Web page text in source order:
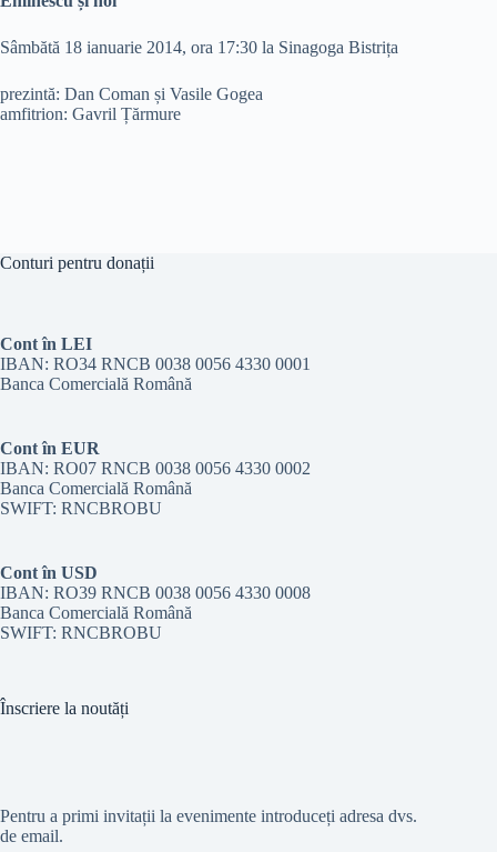
Sâmbătă 18 ianuarie 2014, ora 17:30 la Sinagoga Bistrița
prezintă: Dan Coman și Vasile Gogea
amfitrion: Gavril Țărmure
Conturi pentru donații
Cont în LEI
IBAN: RO34 RNCB 0038 0056 4330 0001
Banca Comercială Română
Cont în EUR
IBAN: RO07 RNCB 0038 0056 4330 0002
Banca Comercială Română
SWIFT: RNCBROBU
Cont în USD
IBAN: RO39 RNCB 0038 0056 4330 0008
Banca Comercială Română
SWIFT: RNCBROBU
Înscriere la noutăți
Pentru a primi invitații la evenimente introduceți adresa dvs.
de email.